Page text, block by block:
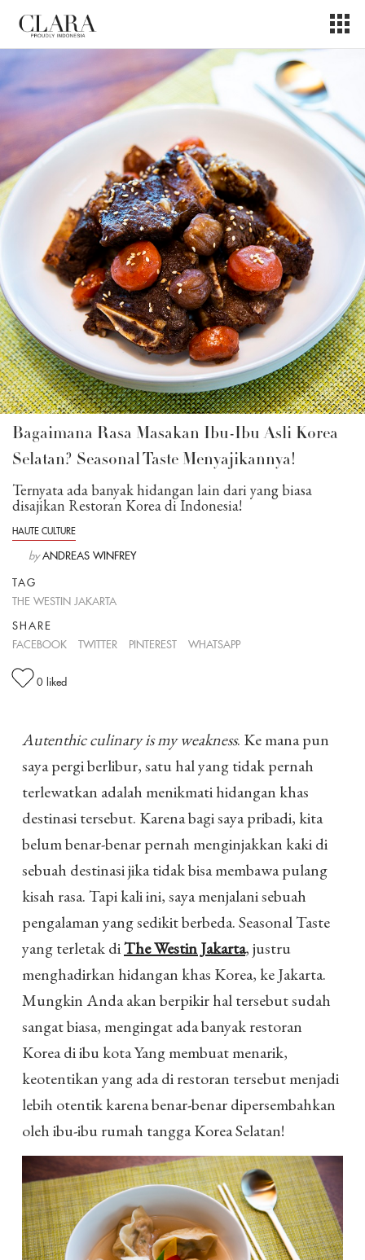
Bagaimana Rasa Masakan Ibu-Ibu Asli Korea
Selatan? Seasonal Taste Menyajikannya!
Ternyata ada banyak hidangan lain dari yang biasa
disajikan Restoran Korea di Indonesia!
HAUTE CULTURE
by ANDREAS WINFREY
TAG
THE WESTIN JAKARTA
SHARE
FACEBOOK
TWITTER PINTEREST WHATSAPP
0 liked
Autenthic culinary is my weakness. Ke mana pun
saya pergi berlibur, satu hal yang tidak pernah
terlewatkan adalah menikmati hidangan khas
destinasi tersebut. Karena bagi saya pribadi, kita
belum benar-benar pernah menginjakkan kaki di
sebuah destinasi jika tidak bisa membawa pulang
kisah rasa. Tapi kali ini, saya menjalani sebuah
pengalaman yang sedikit berbeda. Seasonal Taste
yang terletak diThe Westin Jakarta, justru
menghadirkan hidangan khas Korea, ke Jakarta.
Mungkin Anda akan berpikir hal tersebut sudah
sangat biasa, mengingat ada banyak restoran
Korea di ibu kota Yang membuat menarik,
keotentikan yang ada di restoran tersebut menjadi
lebih otentik karena benar-benar dipersembahkan
oleh ibu-ibu rumah tangga Korea Selatan!